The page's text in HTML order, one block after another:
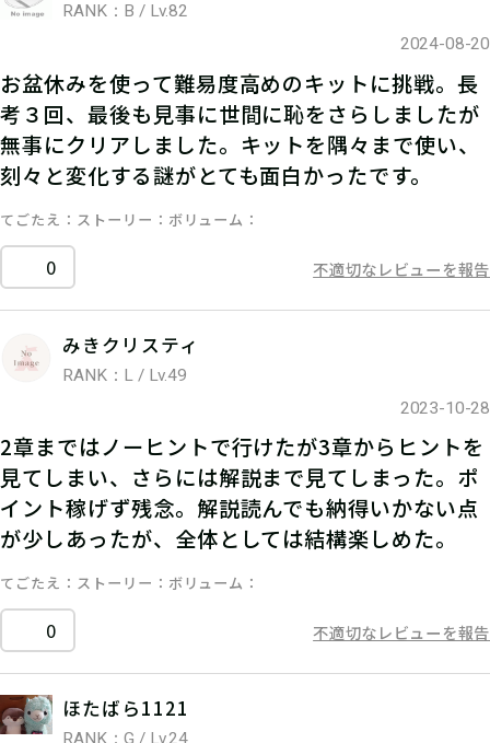
RANK：B / Lv.82
2024-08-20
お盆休みを使って難易度高めのキットに挑戦。長
考３回、最後も見事に世間に恥をさらしましたが
無事にクリアしました。キットを隅々まで使い、
刻々と変化する謎がとても面白かったです。
てごたえ ストーリー ボリューム
0 不適切なレビューを報告
みきクリスティ
RANK：L / Lv.49
2023-10-28
2章まではノーヒントで行けたが3章からヒントを
見てしまい、さらには解説まで見てしまった。ポ
イント稼げず残念。解説読んでも納得いかない点
が少しあったが、全体としては結構楽しめた。
てごたえ ストーリー ボリューム
0 不適切なレビューを報告
ほたばら1121
RANK：G / Lv.24